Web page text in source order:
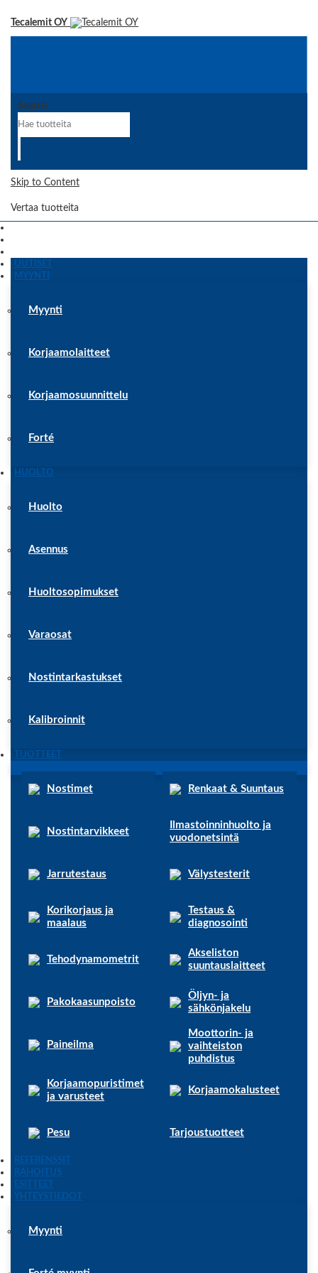
Tecalemit OY
Search
Skip to Content
Vertaa tuotteita
UUTISET
MYYNTI
Myynti
Korjaamolaitteet
Korjaamosuunnittelu
Forté
HUOLTO
Huolto
Asennus
Huoltosopimukset
Varaosat
Nostintarkastukset
Kalibroinnit
TUOTTEET
Nostimet Renkaat & Suuntaus
Nostintarvikkeet
Ilmastoinninhuolto ja
vuodonetsintä
Jarrutestaus Välystesterit
Korikorjaus ja
maalaus
Testaus &
diagnosointi
Tehodynamometrit
Akseliston
suuntauslaitteet
Pakokaasunpoisto
Öljyn- ja
sähkönjakelu
Paineilma
Moottorin- ja
vaihteiston
puhdistus
Korjaamopuristimet
ja varusteet
Korjaamokalusteet
Pesu Tarjoustuotteet
REFERENSSIT
RAHOITUS
ESITTEET
YHTEYSTIEDOT
Myynti